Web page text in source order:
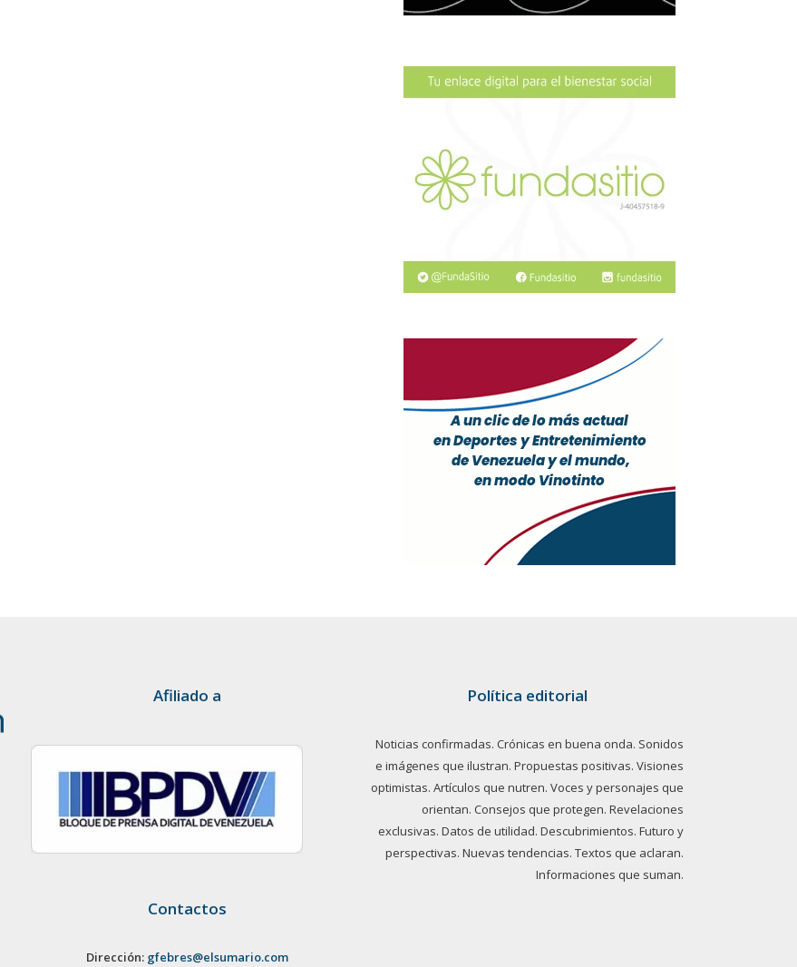
Afiliado a
Contactos
Dirección: gfebres@elsumario.com
Política editorial
Noticias confirmadas. Crónicas en buena onda. Sonidos
e imágenes que ilustran. Propuestas positivas. Visiones
optimistas. Artículos que nutren. Voces y personajes que
orientan. Consejos que protegen. Revelaciones
exclusivas. Datos de utilidad. Descubrimientos. Futuro y
perspectivas. Nuevas tendencias. Textos que aclaran.
Informaciones que suman.